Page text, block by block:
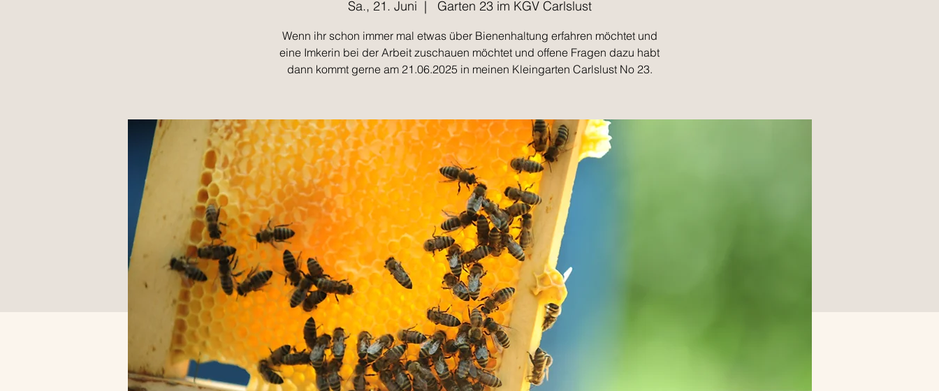
Sa., 21. Juni
  |
Garten 23 im KGV Carlslust
Wenn ihr schon immer mal etwas über Bienenhaltung erfahren möchtet und
eine Imkerin bei der Arbeit zuschauen möchtet und offene Fragen dazu habt
dann kommt gerne am 21.06.2025 in meinen Kleingarten Carlslust No 23.